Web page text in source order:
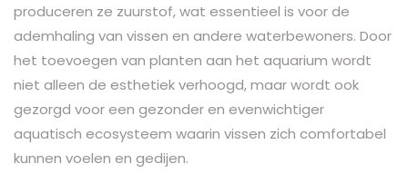
produceren ze zuurstof, wat essentieel is voor de
ademhaling van vissen en andere waterbewoners. Door
het toevoegen van planten aan het aquarium wordt
niet alleen de esthetiek verhoogd, maar wordt ook
gezorgd voor een gezonder en evenwichtiger
aquatisch ecosysteem waarin vissen zich comfortabel
kunnen voelen en gedijen.